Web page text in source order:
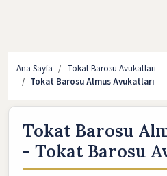
Ana Sayfa
Tokat Barosu Avukatları
Tokat Barosu Almus Avukatları
Tokat Barosu
- Tokat Barosu